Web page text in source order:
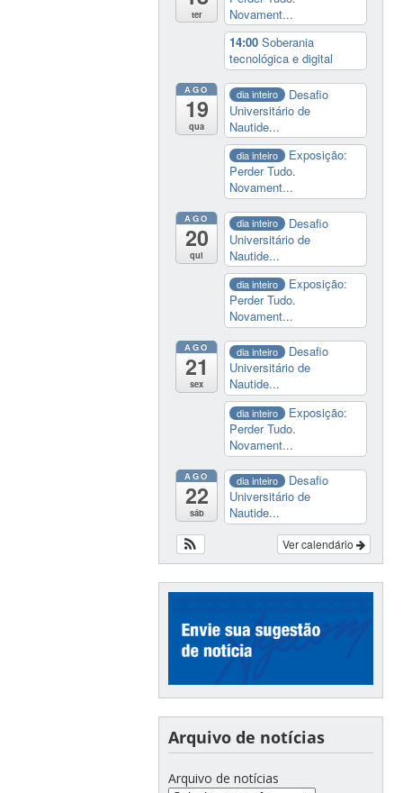
ter
Novament...
14:00Soberania
tecnológica e digital
AGO
19
qua
dia inteiro
Desafio
Universitário de
Nautide...
dia inteiro
Exposição:
Perder Tudo.
Novament...
AGO
20
qui
dia inteiro
Desafio
Universitário de
Nautide...
dia inteiro
Exposição:
Perder Tudo.
Novament...
AGO
21
sex
dia inteiro
Desafio
Universitário de
Nautide...
dia inteiro
Exposição:
Perder Tudo.
Novament...
AGO
22
sáb
dia inteiro
Desafio
Universitário de
Nautide...
Ver calendário
Arquivo de notícias
Arquivo de notícias